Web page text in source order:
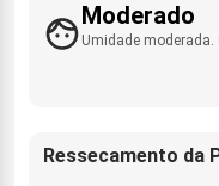
Moderado
Umidade moderada.
Ressecamento da